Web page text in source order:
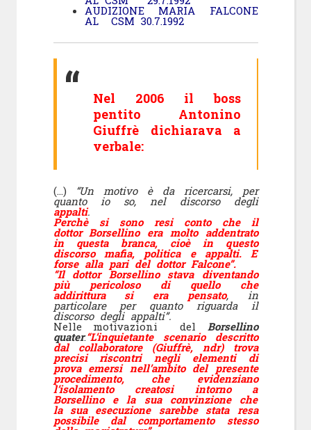
AUDIZIONE MARIA FALCONE
AL CSM 30.7.1992
Nel 2006 il boss
pentito Antonino
Giuffrè dichiarava a
verbale:
(…) “Un motivo è da ricercarsi, per
quanto io so, nel discorso degli
appalti.
Perchè si sono resi conto che il
dottor Borsellino era molto addentrato
in questa branca, cioè in questo
discorso mafia, politica e appalti. E
forse alla pari del dottor Falcone”.
“Il dottor Borsellino stava diventando
più pericoloso di quello che
addirittura si era pensato, in
particolare per quanto riguarda il
discorso degli appalti”.
Nelle motivazioni del Borsellino
quater:“L’inquietante scenario descritto
dal collaboratore (Giuffrè, ndr) trova
precisi riscontri negli elementi di
prova emersi nell’ambito del presente
procedimento, che evidenziano
l’isolamento creatosi intorno a
Borsellino e la sua convinzione che
la sua esecuzione sarebbe stata resa
possibile dal comportamento stesso